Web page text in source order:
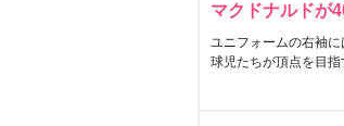
マクドナルドが
ユニフォームの右袖
球児たちが頂点を目指